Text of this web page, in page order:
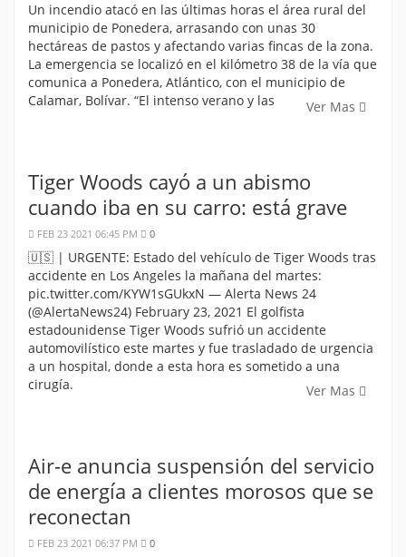
Un incendio atacó en las últimas horas el área rural del
municipio de Ponedera, arrasando con unas 30
hectáreas de pastos y afectando varias fincas de la zona.
La emergencia se localizó en el kilómetro 38 de la vía que
comunica a Ponedera, Atlántico, con el municipio de
Calamar, Bolívar. “El intenso verano y las
Ver Mas
Tiger Woods cayó a un abismo
cuando iba en su carro: está grave
FEB 23 2021 06:45 PM 0
🇺🇸 | URGENTE: Estado del vehículo de Tiger Woods tras
accidente en Los Angeles la mañana del martes:
pic.twitter.com/KYW1sGUkxN — Alerta News 24
(@AlertaNews24) February 23, 2021 El golfista
estadounidense Tiger Woods sufrió un accidente
automovilístico este martes y fue trasladado de urgencia
a un hospital, donde a esta hora es sometido a una
cirugía.
Ver Mas
Air-e anuncia suspensión del servicio
de energía a clientes morosos que se
reconectan
FEB 23 2021 06:37 PM 0